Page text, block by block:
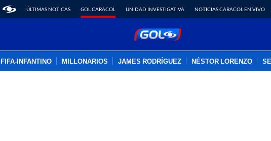
ÚLTIMAS NOTICAS GOL CARACOL UNIDAD INVESTIGATIVA NOTICIAS CARACOL EN VIVO
FIFA-INFANTINO MILLONARIOS JAMES RODRÍGUEZ NÉSTOR LORENZO